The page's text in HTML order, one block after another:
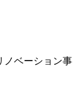
ノベーション事